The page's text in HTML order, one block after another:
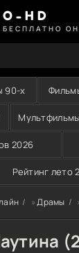
HD
90-х
Мультфильмы
2026
Рейтинг лето
»Драмы